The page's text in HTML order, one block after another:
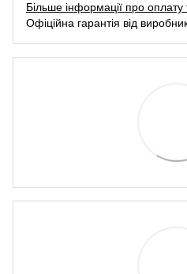
Більше інформації про оплату
Офіційна гарантія від